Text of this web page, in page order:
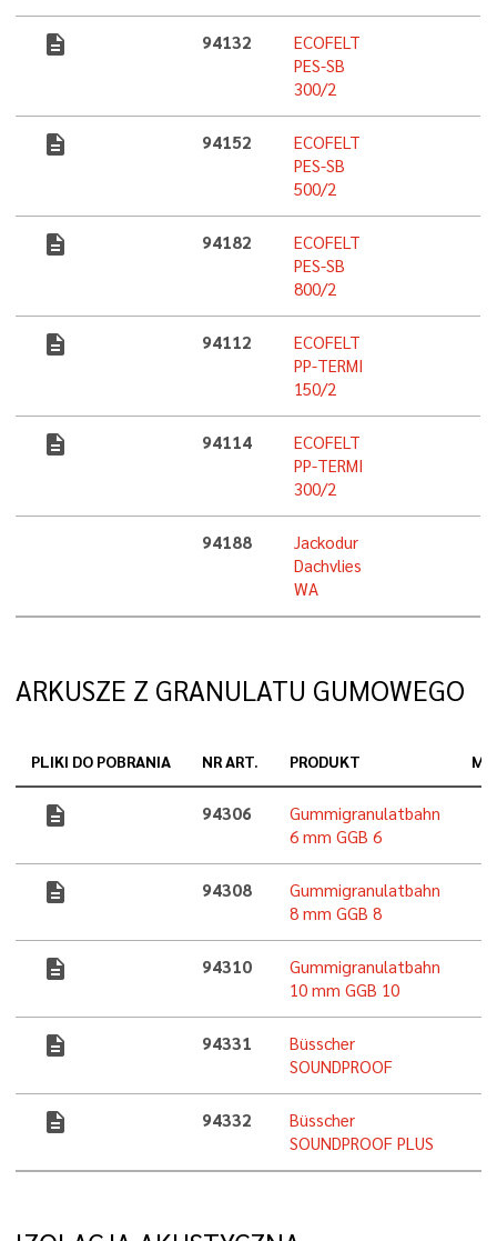
description 94132
ECOFELT
PES-SB
300/2
description 94152
ECOFELT
PES-SB
500/2
description 94182
ECOFELT
PES-SB
800/2
description 94112
ECOFELT
PP-TERMI
150/2
description 94114
ECOFELT
PP-TERMI
300/2
94188
Jackodur
Dachvlies
WA
ARKUSZE Z GRANULATU GUMOWEGO
PLIKI DO POBRANIA NR ART. PRODUKT
description 94306
Gummigranulatbahn
6 mm GGB 6
description 94308
Gummigranulatbahn
8 mm GGB 8
description 94310
Gummigranulatbahn
10 mm GGB 10
description 94331
Büsscher
SOUNDPROOF
description 94332
Büsscher
SOUNDPROOF PLUS